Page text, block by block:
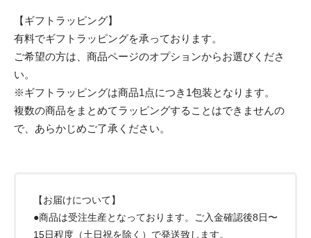
【ギフトラッピング】
有料でギフトラッピングを承っております。
ご希望の方は、商品ページのオプションからお選びくださ
い。
※ギフトラッピングは商品1点につき1包装となります。
複数の商品をまとめてラッピングすることはできませんの
で、あらかじめご了承ください。
【お届けについて】
●商品は受注生産となっております。ご入金確認後8日〜
15日程度（土日祝を除く）で発送致します。